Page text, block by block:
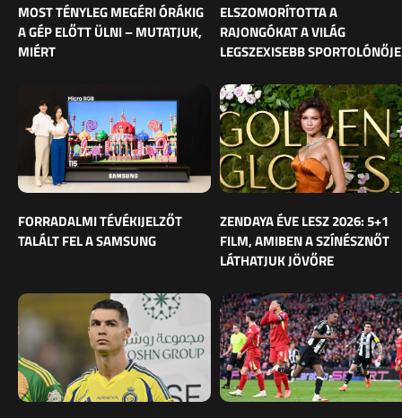
MOST TÉNYLEG MEGÉRI ÓRÁKIG
A GÉP ELŐTT ÜLNI – MUTATJUK,
MIÉRT
ELSZOMORÍTOTTA A
RAJONGÓKAT A VILÁG
LEGSZEXISEBB SPORTOLÓNŐJE
FORRADALMI TÉVÉKIJELZŐT
TALÁLT FEL A SAMSUNG
ZENDAYA ÉVE LESZ 2026: 5+1
FILM, AMIBEN A SZÍNÉSZNŐT
LÁTHATJUK JÖVŐRE